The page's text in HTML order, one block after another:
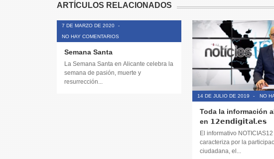
ARTÍCULOS RELACIONADOS
7 DE MARZO DE 2020
-
NO HAY COMENTARIOS
Semana Santa
La Semana Santa en Alicante celebra la
semana de pasión, muerte y
resurrección...
14 DE JULIO DE 2019 - NO
Toda la información
en 𝟭𝟮𝗲𝗻𝗱𝗶𝗴𝗶𝘁𝗮𝗹.𝗲𝘀
El informativo NOTICIAS12
caracteriza por la
ciudadana, el...